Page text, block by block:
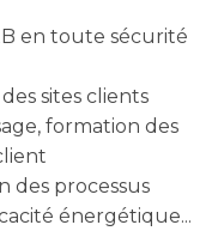
en toute sécurité
sites clients
formation des
des processus
énergétique...